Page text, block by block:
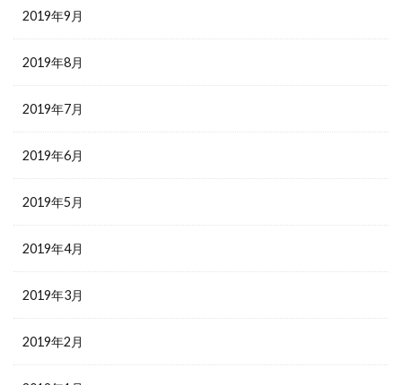
2019年9月
2019年8月
2019年7月
2019年6月
2019年5月
2019年4月
2019年3月
2019年2月